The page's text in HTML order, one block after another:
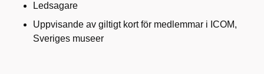
Ledsagare
Uppvisande av giltigt kort för medlemmar i ICOM,
Sveriges museer